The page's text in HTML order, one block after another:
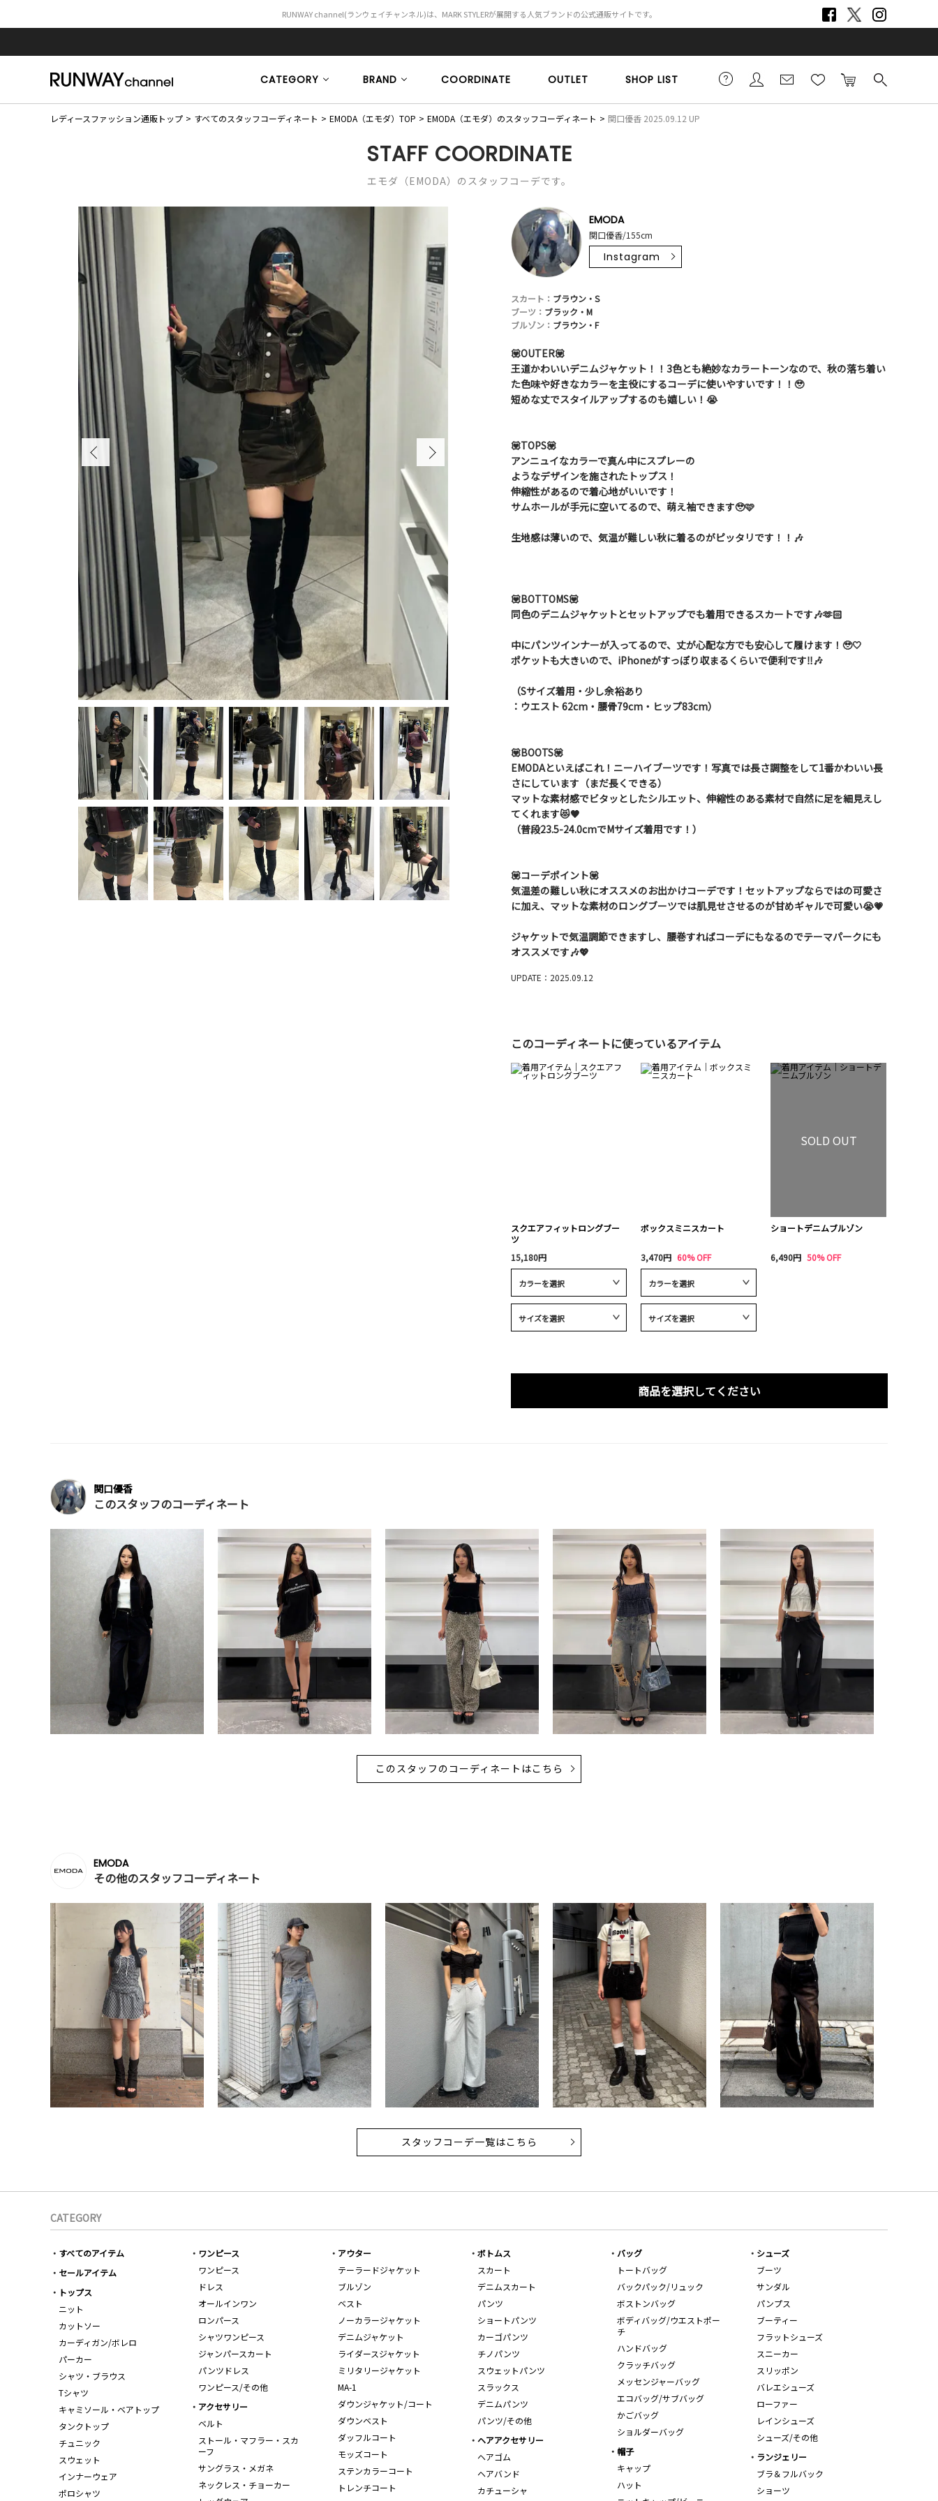
RUNWAY channel(ランウェイチャンネル)は、MARK STYLERが展開する人気ブランドの公式通販サイトです。
CATEGORY BRAND COORDINATE OUTLET SHOP LIST
レディースファッション通販トップ すべてのスタッフコーディネート EMODA（エモダ）TOP EMODA（エモダ）のスタッフコーディネート 関口優香 2025.09.12 UP
STAFF COORDINATE
エモダ（EMODA）のスタッフコーデです。
EMODA
関口優香/155cm
Instagram
スカート： ブラウン・S
ブーツ： ブラック・M
ブルゾン： ブラウン・F
💟OUTER💟
王道かわいいデニムジャケット！！3色とも絶妙なカラートーンなので、秋の落ち着い
た色味や好きなカラーを主役にするコーデに使いやすいです！！🥹
短めな丈でスタイルアップするのも嬉しい！😭
💟TOPS💟
アンニュイなカラーで真ん中にスプレーの
ようなデザインを施されたトップス！
伸縮性があるので着心地がいいです！
サムホールが手元に空いてるので、萌え袖できます🥹🩷
生地感は薄いので、気温が難しい秋に着るのがピッタリです！！🎶
💟BOTTOMS💟
同色のデニムジャケットとセットアップでも着用できるスカートです🎶🫶🏻
中にパンツインナーが入ってるので、丈が心配な方でも安心して履けます！🥹🤍
ポケットも大きいので、iPhoneがすっぽり収まるくらいで便利です‼️🎶
（Sサイズ着用・少し余裕あり
：ウエスト 62cm・腰骨79cm・ヒップ83cm）
💟BOOTS💟
EMODAといえばこれ！ニーハイブーツです！写真では長さ調整をして1番かわいい長
さにしています（まだ長くできる）
マットな素材感でビタッとしたシルエット、伸縮性のある素材で自然に足を細見えし
てくれます😻🖤
（普段23.5-24.0cmでMサイズ着用です！）
💟コーデポイント💟
気温差の難しい秋にオススメのお出かけコーデです！セットアップならではの可愛さ
に加え、マットな素材のロングブーツでは肌見せさせるのが甘めギャルで可愛い😭💗
ジャケットで気温調節できますし、腰巻すればコーデにもなるのでテーマパークにも
オススメです🎶💖
UPDATE：2025.09.12
このコーディネートに使っているアイテム
スクエアフィットロングブー
ツ
15,180円
ボックスミニスカート
3,470円 60% OFF
SOLD OUT
ショートデニムブルゾン
6,490円 50% OFF
商品を選択してください
関口優香
このスタッフのコーディネート
このスタッフのコーディネートはこちら
EMODA
その他のスタッフコーディネート
スタッフコーデ一覧はこちら
CATEGORY
すべてのアイテム
セールアイテム
トップス
ニット
カットソー
カーディガン/ボレロ
パーカー
シャツ・ブラウス
Tシャツ
キャミソール・ベアトップ
タンクトップ
チュニック
スウェット
インナーウェア
ポロシャツ
ワンピース
ワンピース
ドレス
オールインワン
ロンパース
シャツワンピース
ジャンパースカート
パンツドレス
ワンピース/その他
アウター
テーラードジャケット
ブルゾン
ベスト
ノーカラージャケット
デニムジャケット
ライダースジャケット
ミリタリージャケット
MA-1
ダウンジャケット/コート
ダウンベスト
ダッフルコート
モッズコート
ステンカラーコート
トレンチコート
ボトムス
スカート
デニムスカート
パンツ
ショートパンツ
カーゴパンツ
チノパンツ
スウェットパンツ
スラックス
デニムパンツ
パンツ/その他
バッグ
トートバッグ
バックパック/リュック
ボストンバッグ
ボディバッグ/ウエストポー
チ
ハンドバッグ
クラッチバッグ
メッセンジャーバッグ
エコバッグ/サブバッグ
かごバッグ
ショルダーバッグ
シューズ
ブーツ
サンダル
パンプス
ブーティー
フラットシューズ
スニーカー
スリッポン
バレエシューズ
ローファー
レインシューズ
シューズ/その他
アクセサリー
ベルト
ストール・マフラー・スカ
ーフ
サングラス・メガネ
ネックレス・チョーカー
ヘアアクセサリー
ヘアゴム
ヘアバンド
カチューシャ
帽子
キャップ
ハット
ランジェリー
ブラ＆フルバック
ショーツ